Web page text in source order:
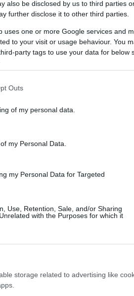
also be disclosed by us to third parties
further disclose it to other third parties.
uses one or more Google services and
to your visit or usage behaviour. You
party tags to use your data for below
Outs
of my personal data.
my Personal Data.
my Personal Data for Targeted
Use, Retention, Sale, and/or Sharing
with the Purposes for which it
storage related to advertising like